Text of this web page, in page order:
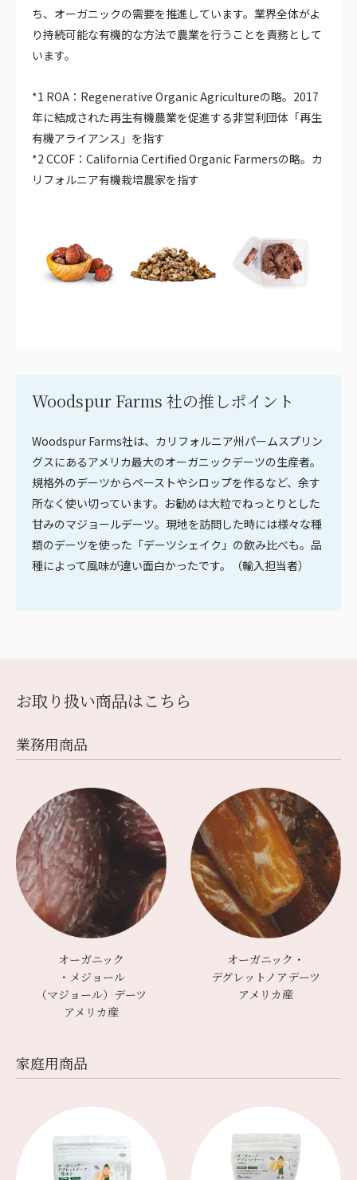
ち、オーガニックの需要を推進しています。業界全体がよ
り持続可能な有機的な方法で農業を行うことを責務として
います。
*1 ROA：Regenerative Organic Agricultureの略。2017
年に結成された再生有機農業を促進する非営利団体「再生
有機アライアンス」を指す
*2 CCOF：California Certified Organic Farmersの略。カ
リフォルニア有機栽培農家を指す
Woodspur Farms 社の推しポイント
Woodspur Farms社は、カリフォルニア州パームスプリン
グスにあるアメリカ最大のオーガニックデーツの生産者。
規格外のデーツからペーストやシロップを作るなど、余す
所なく使い切っています。お勧めは大粒でねっとりとした
甘みのマジョールデーツ。現地を訪問した時には様々な種
類のデーツを使った「デーツシェイク」の飲み比べも。品
種によって風味が違い面白かったです。（輸入担当者）
お取り扱い商品はこちら
業務⽤商品
オーガニック
・メジョール
（マジョール）デーツ
アメリカ産
オーガニック・
デグレットノアデーツ
アメリカ産
家庭⽤商品